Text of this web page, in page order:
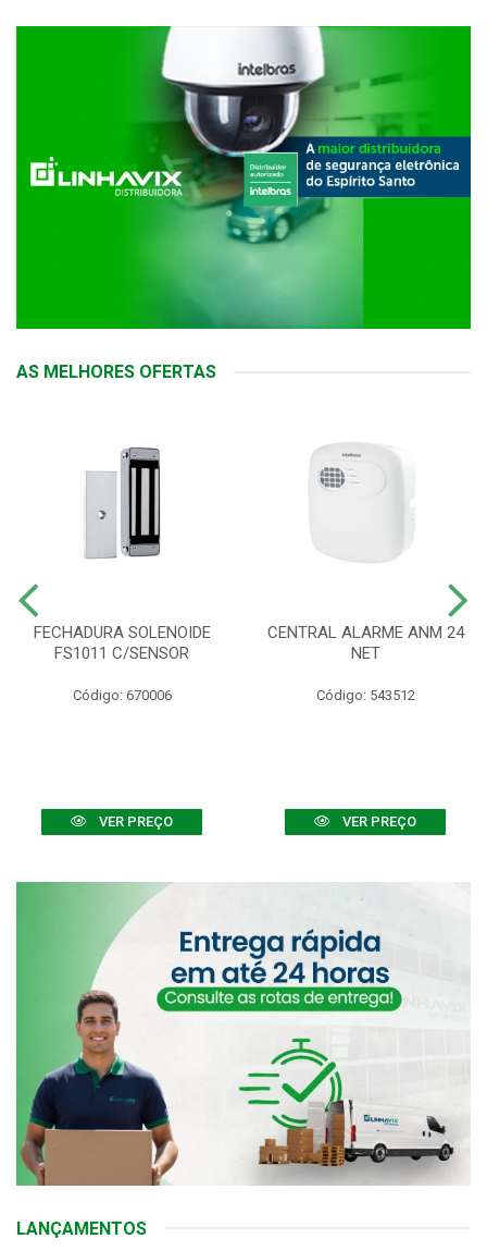
AS MELHORES OFERTAS
FECHADURA SOLENOIDE
FS1011 C/SENSOR
Código: 670006
VER PREÇO
CENTRAL ALARME ANM 24
NET
Código: 543512
VER PREÇO
LANÇAMENTOS